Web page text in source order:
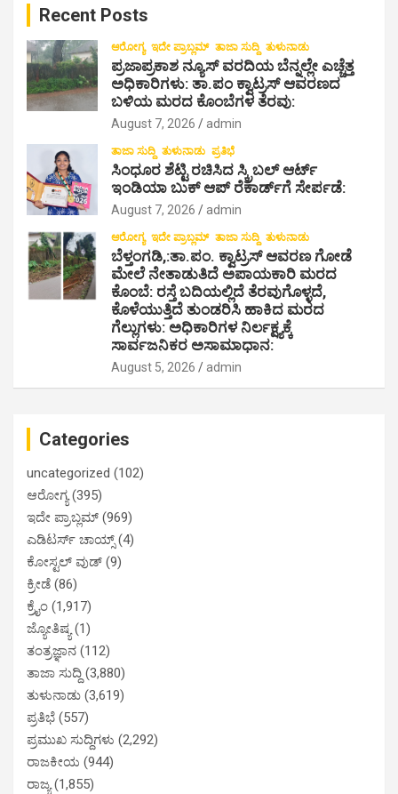
Recent Posts
ಆರೋಗ್ಯ ಇದೇ ಪ್ರಾಬ್ಲಮ್ ತಾಜಾ ಸುದ್ದಿ ತುಳುನಾಡು
ಪ್ರಜಾಪ್ರಕಾಶ ನ್ಯೂಸ್ ವರದಿಯ ಬೆನ್ನಲ್ಲೇ ಎಚ್ಚೆತ್ತ
ಅಧಿಕಾರಿಗಳು: ತಾ.ಪಂ ಕ್ವಾಟ್ರಸ್ ಆವರಣದ
ಬಳಿಯ ಮರದ ಕೊಂಬೆಗಳ ತೆರವು:
August 7, 2026 admin
ತಾಜಾ ಸುದ್ದಿ ತುಳುನಾಡು ಪ್ರತಿಭೆ
ಸಿಂಧೂರ ಶೆಟ್ಟಿ ರಚಿಸಿದ ಸ್ಕ್ರಿಬಲ್ ಆರ್ಟ್
ಇಂಡಿಯಾ ಬುಕ್ ಆಪ್ ರೆಕಾರ್ಡ್‌ಗೆ ಸೇರ್ಪಡೆ:
August 7, 2026 admin
ಆರೋಗ್ಯ ಇದೇ ಪ್ರಾಬ್ಲಮ್ ತಾಜಾ ಸುದ್ದಿ ತುಳುನಾಡು
ಬೆಳ್ತಂಗಡಿ,:ತಾ.ಪಂ‌. ಕ್ವಾಟ್ರಸ್ ಆವರಣ ಗೋಡೆ
ಮೇಲೆ ನೇತಾಡುತಿದೆ ಅಪಾಯಕಾರಿ ಮರದ
ಕೊಂಬೆ: ರಸ್ತೆ ಬದಿಯಲ್ಲಿದೆ ತೆರವುಗೊಳ್ಳದೆ,
ಕೊಳೆಯುತ್ತಿದೆ ತುಂಡರಿಸಿ ಹಾಕಿದ ಮರದ
ಗೆಲ್ಲುಗಳು: ಅಧಿಕಾರಿಗಳ ನಿರ್ಲಕ್ಷ್ಯಕ್ಕೆ
ಸಾರ್ವಜನಿಕರ ಅಸಾಮಾಧಾನ:
August 5, 2026 admin
Categories
uncategorized (102)
ಆರೋಗ್ಯ(395)
ಇದೇ ಪ್ರಾಬ್ಲಮ್ (969)
ಎಡಿಟರ್ಸ್ ಚಾಯ್ಸ್(4)
ಕೋಸ್ಟಲ್ ವುಡ್ (9)
ಕ್ರೀಡೆ (86)
ಕ್ರೈಂ (1,917)
ಜ್ಯೋತಿಷ್ಯ(1)
ತಂತ್ರಜ್ಞಾನ (112)
ತಾಜಾ ಸುದ್ದಿ (3,880)
ತುಳುನಾಡು (3,619)
ಪ್ರತಿಭೆ (557)
ಪ್ರಮುಖ ಸುದ್ದಿಗಳು (2,292)
ರಾಜಕೀಯ (944)
ರಾಜ್ಯ(1,855)